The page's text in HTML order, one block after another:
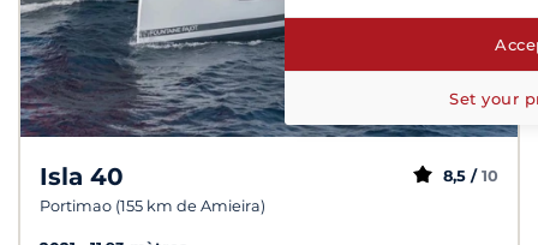
Isla 40
Portimao (155 km de Amieira)
8,5 / 10
Set your